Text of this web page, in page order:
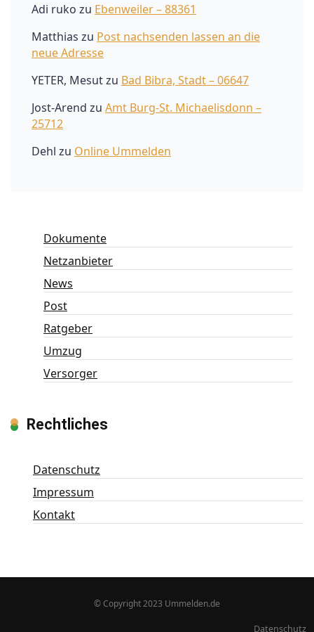
Adi ruko zu Ebenweiler – 88361
Matthias zu Post nachsenden lassen an die
neue Adresse
YETER, Mesutzu Bad Bibra, Stadt – 06647
Jost-Arend zu Amt Burg-St. Michaelisdonn –
25712
Dehl zu Online Ummelden
Dokumente
Netzanbieter
News
Post
Ratgeber
Umzug
Versorger
Rechtliches
Datenschutz
Impressum
Kontakt
© Copyright 2023 Ummelden.de
Datenschutz